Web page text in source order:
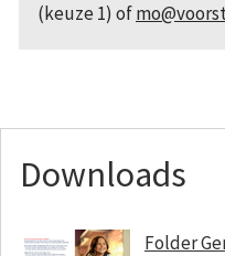
(keuze 1) of
Downloads
Folder